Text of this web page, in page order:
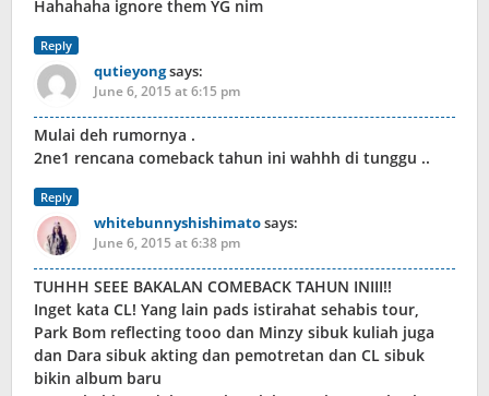
Hahahaha ignore them YG nim
Reply
qutieyongsays:
June 6, 2015 at 6:15 pm
Mulai deh rumornya .
2ne1 rencana comeback tahun ini wahhh di tunggu ..
Reply
whitebunnyshishimatosays:
June 6, 2015 at 6:38 pm
TUHHH SEEE BAKALAN COMEBACK TAHUN INIII!!
Inget kata CL! Yang lain pads istirahat sehabis tour,
Park Bom reflecting tooo dan Minzy sibuk kuliah juga
dan Dara sibuk akting dan pemotretan dan CL sibuk
bikin album baru